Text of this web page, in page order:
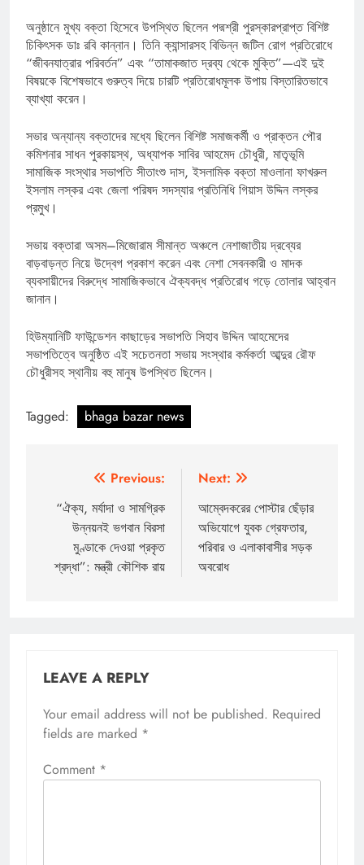
অনুষ্ঠানে মুখ্য বক্তা হিসেবে উপস্থিত ছিলেন পদ্মশ্রী পুরস্কারপ্রাপ্ত বিশিষ্ট
চিকিৎসক ডাঃ রবি কান্নান। তিনি ক্যান্সারসহ বিভিন্ন জটিল রোগ প্রতিরোধে
“জীবনযাত্রার পরিবর্তন” এবং “তামাকজাত দ্রব্য থেকে মুক্তি”—এই দুই
বিষয়কে বিশেষভাবে গুরুত্ব দিয়ে চারটি প্রতিরোধমূলক উপায় বিস্তারিতভাবে
ব্যাখ্যা করেন।
সভার অন্যান্য বক্তাদের মধ্যে ছিলেন বিশিষ্ট সমাজকর্মী ও প্রাক্তন পৌর
কমিশনার সাধন পুরকায়স্থ, অধ্যাপক সাবির আহমেদ চৌধুরী, মাতৃভূমি
সামাজিক সংস্থার সভাপতি সীতাংশু দাস, ইসলামিক বক্তা মাওলানা ফাখরুল
ইসলাম লস্কর এবং জেলা পরিষদ সদস্যার প্রতিনিধি গিয়াস উদ্দিন লস্কর
প্রমুখ।
সভায় বক্তারা অসম–মিজোরাম সীমান্ত অঞ্চলে নেশাজাতীয় দ্রব্যের
বাড়বাড়ন্ত নিয়ে উদ্বেগ প্রকাশ করেন এবং নেশা সেবনকারী ও মাদক
ব্যবসায়ীদের বিরুদ্ধে সামাজিকভাবে ঐক্যবদ্ধ প্রতিরোধ গড়ে তোলার আহ্বান
জানান।
হিউম্যানিটি ফাউন্ডেশন কাছাড়ের সভাপতি সিহাব উদ্দিন আহমেদের
সভাপতিত্বে অনুষ্ঠিত এই সচেতনতা সভায় সংস্থার কর্মকর্তা আব্দুর রৌফ
চৌধুরীসহ স্থানীয় বহু মানুষ উপস্থিত ছিলেন।
Tagged: bhaga bazar news
navigation
Previous:
“ঐক্য, মর্যাদা ও সামগ্রিক
উন্নয়নই ভগবান বিরসা
মুণ্ডাকে দেওয়া প্রকৃত
শ্রদ্ধা”: মন্ত্রী কৌশিক রায়
Next:
আম্বেদকরের পোস্টার ছেঁড়ার
অভিযোগে যুবক গ্রেফতার,
পরিবার ও এলাকাবাসীর সড়ক
অবরোধ
LEAVE A REPLY
Your email address will not be published. Required
fields are marked *
Comment *